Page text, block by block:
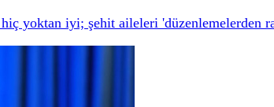
yoktan iyi; şehit aileleri 'düzenlemelerden